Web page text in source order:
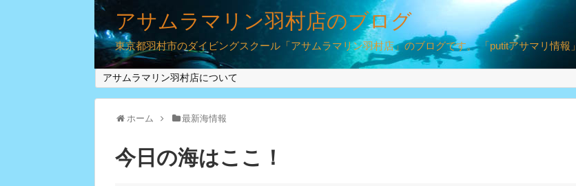
アサムラマリン羽村店のブログ
東京都羽村市のダイビングスクール「アサムラマリン羽村店」のブログです。 「putitアサマリ情報」
アサムラマリン羽村店について
ホーム 最新海情報
今日の海はここ！